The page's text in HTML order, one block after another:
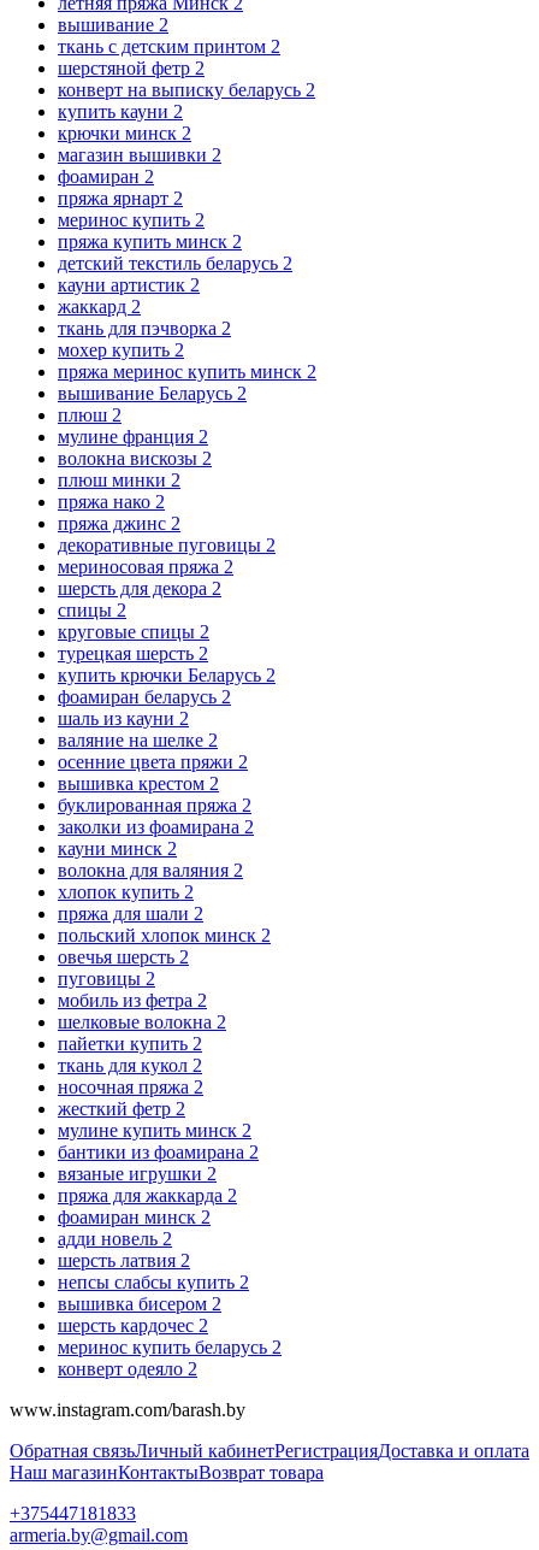
вышивание 2
ткань с детским принтом 2
шерстяной фетр 2
конверт на выписку беларусь 2
купить кауни 2
крючки минск 2
магазин вышивки 2
фоамиран 2
пряжа ярнарт 2
меринос купить 2
пряжа купить минск 2
детский текстиль беларусь 2
кауни артистик 2
жаккард 2
ткань для пэчворка 2
мохер купить 2
пряжа меринос купить минск 2
вышивание Беларусь 2
плюш 2
мулине франция 2
волокна вискозы 2
плюш минки 2
пряжа нако 2
пряжа джинс 2
декоративные пуговицы 2
мериносовая пряжа 2
шерсть для декора 2
спицы 2
круговые спицы 2
турецкая шерсть 2
купить крючки Беларусь 2
фоамиран беларусь 2
шаль из кауни 2
валяние на шелке 2
осенние цвета пряжи 2
вышивка крестом 2
буклированная пряжа 2
заколки из фоамирана 2
кауни минск 2
волокна для валяния 2
хлопок купить 2
пряжа для шали 2
польский хлопок минск 2
овечья шерсть 2
пуговицы 2
мобиль из фетра 2
шелковые волокна 2
пайетки купить 2
ткань для кукол 2
носочная пряжа 2
жесткий фетр 2
мулине купить минск 2
бантики из фоамирана 2
вязаные игрушки 2
пряжа для жаккарда 2
фоамиран минск 2
адди новель 2
шерсть латвия 2
непсы слабсы купить 2
вышивка бисером 2
шерсть кардочес 2
меринос купить беларусь 2
конверт одеяло 2
www.instagram.com/barash.by
Обратная связьЛичный кабинетРегистрацияДоставка и оплата
Наш магазинКонтактыВозврат товара
+375447181833
armeria.by@gmail.com